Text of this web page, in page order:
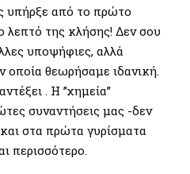
υπήρξε από το πρώτο
της κλήσης! Δεν σου
υποψήφιες, αλλά
οποία θεωρήσαμε ιδανική.
. Η ”χημεία”
συναντήσεις μας -δεν
στα πρώτα γυρίσματα
περισσότερο.